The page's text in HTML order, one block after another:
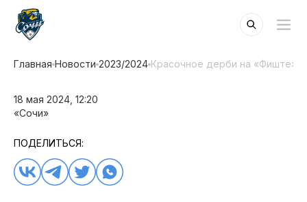
Главная Новости 2023/2024 Красочное дерби на «Фиште»:
18 мая 2024, 12:20
«Сочи»
ПОДЕЛИТЬСЯ: